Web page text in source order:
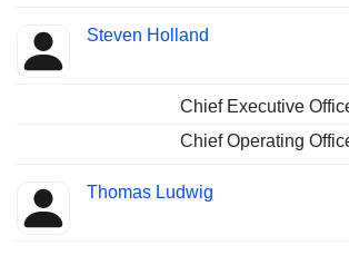
Steven Holland
Chief Executive
Chief Operating
Thomas Ludwig